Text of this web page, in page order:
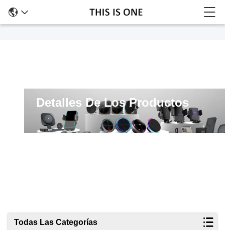
Detalles De Los Productos
Todas Las Categorías